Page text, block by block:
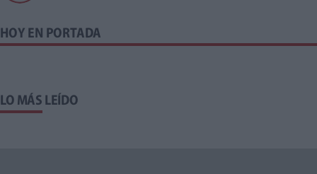
HOY EN PORTADA
LO MÁS LEÍDO